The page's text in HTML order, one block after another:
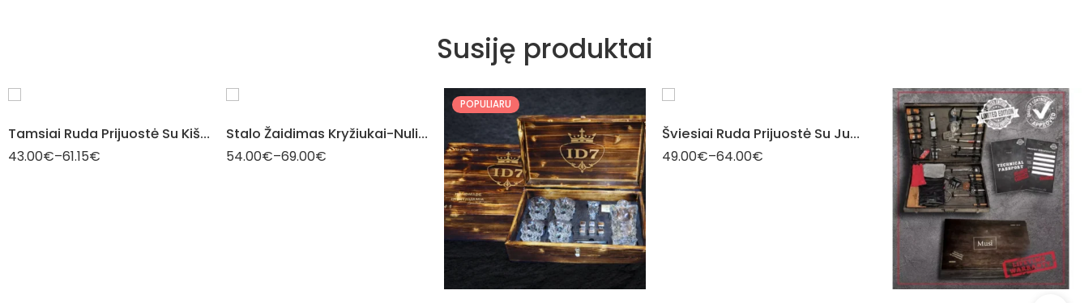
Susiję produktai
Tamsiai Ruda Prijuostė Su Kišene
43.00€–61.15€
Stalo Žaidimas Kryžiukai-Nuliukai
54.00€–69.00€
POPULIARU
Taip
Šviesiai Ruda Prijuostė Su Juodomis Kišenėmis
49.00€–64.00€
Taip
Ne